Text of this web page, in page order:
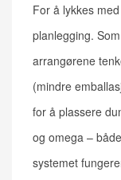
For å lykkes
planlegging. Som
arrangørene
(mindre
for å plassere
og omega –
systemet